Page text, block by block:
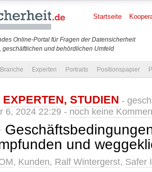
Online-Portal für Fragen der Datensicherheit
geschäftlichen und behördlichen Umfeld
Startseite
Branche Experten Portraits Positionspapier
EXPERTEN, STUDIEN -
6, 2024 22:29 - noch keine
und
, Kunden, Ralf Wintergerst, Safer